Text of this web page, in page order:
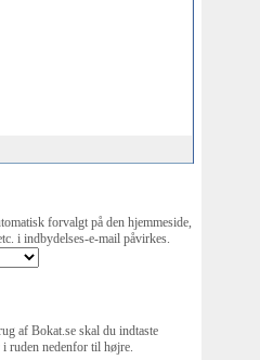
forvalgt på den hjemmeside,
i indbydelses-e-mail påvirkes.
af Bokat.se skal du indtaste
ruden nedenfor til højre.